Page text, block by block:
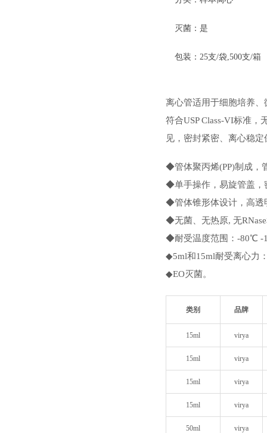
灭菌：是
包装：25支/袋,500支/箱
离心管适用于细胞培养
符合USP Class-VI标准，
见，密封紧密、离心稳
◆管体聚丙烯(PP)制成，
◆单手操作，易旋管盖，
◆管体锥形体设计，高透
◆无菌、无热原, 无
◆耐受温度范围：-80℃ -
◆5ml和15ml耐受离心力
◆EO灭菌。
类别 品牌
15ml virya
15ml virya
15ml virya
15ml virya
50ml virya